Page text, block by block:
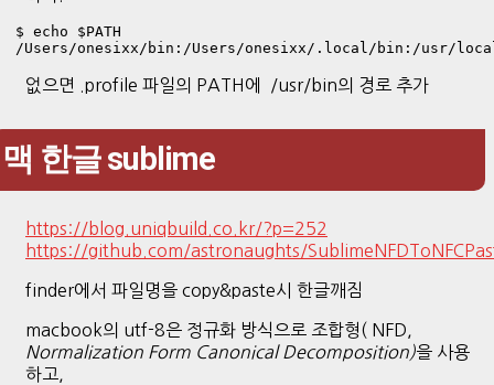
$ echo $PATH
없으면 .profile 파일의 PATH에 /usr/bin의 경로 추가
맥 한글 sublime
https://blog.uniqbuild.co.kr/?p=252
https://github.com/astronaughts/
finder에서 파일명을 copy&paste시 한글깨짐
macbook의 utf-8은 정규화 방식으로 조합형( NFD,
Normalization Form Canonical Decomposition)을 사용
하고,